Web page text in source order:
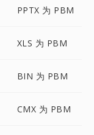
PPTX 为 PBM
XLS 为 PBM
BIN 为 PBM
CMX 为 PBM